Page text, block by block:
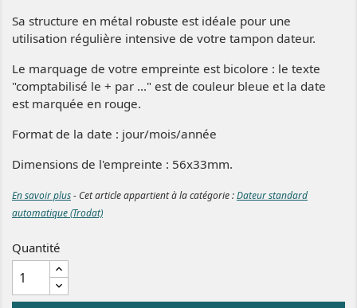
Sa structure en métal robuste est idéale pour une
utilisation régulière intensive de votre tampon dateur.
Le marquage de votre empreinte est bicolore : le texte
"comptabilisé le + par ..." est de couleur bleue et la date
est marquée en rouge.
Format de la date : jour/mois/année
Dimensions de l'empreinte : 56x33mm.
En savoir plus- Cet article appartient à la catégorie :Dateur standard
automatique (Trodat)
Quantité